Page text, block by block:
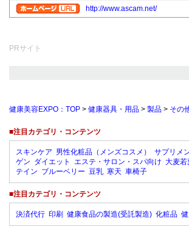
http://www.ascam.net/
PRサイト
健康美容EXPO：TOP > 健康器具・用品 > 製品 > その
■注目カテゴリ・コンテンツ
スキンケア 男性化粧品（メンズコスメ） サプリメ
ゲン ダイエット エステ・サロン・スパ向け 大麦若
テイン ブルーベリー 豆乳 寒天 車椅子
■注目カテゴリ・コンテンツ
決済代行 印刷 健康食品の製造(受託製造) 化粧品